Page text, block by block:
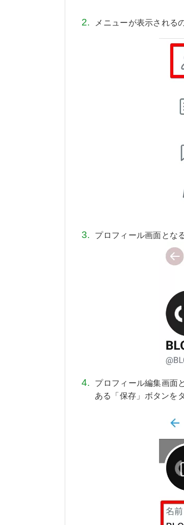
メニューが表示される
プロフィール画面とな
プロフィール編集画面
ある「保存」ボタンを